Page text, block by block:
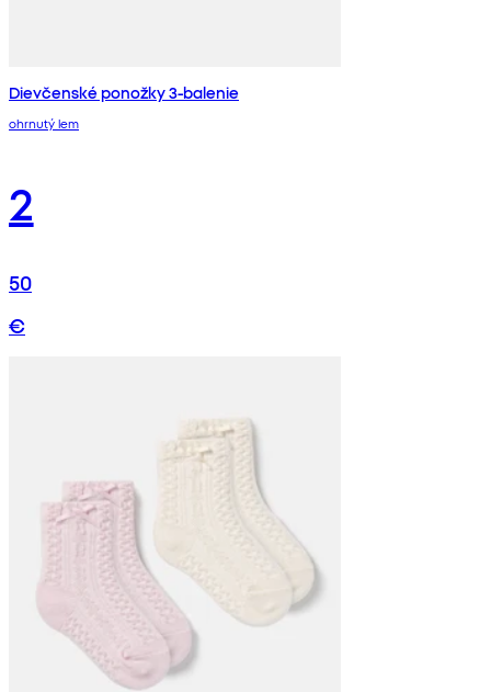
Dievčenské ponožky 3-balenie
ohrnutý lem
2
50
€